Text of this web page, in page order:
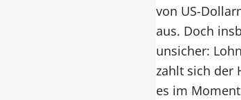
von US-
aus. Doch
unsicher:
zahlt sich der
es im